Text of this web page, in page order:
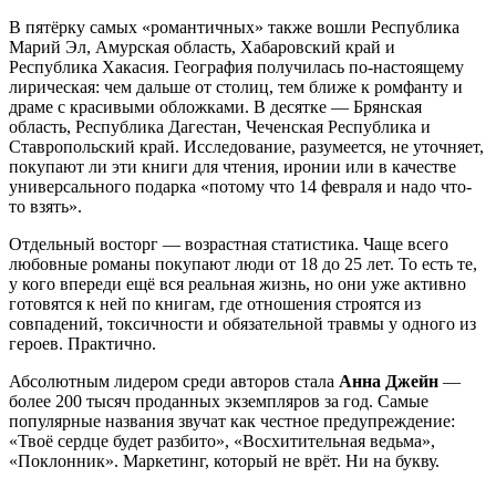
В пятёрку самых «романтичных» также вошли Республика
Марий Эл, Амурская область, Хабаровский край и
Республика Хакасия. География получилась по-настоящему
лирическая: чем дальше от столиц, тем ближе к ромфанту и
драме с красивыми обложками. В десятке — Брянская
область, Республика Дагестан, Чеченская Республика и
Ставропольский край. Исследование, разумеется, не уточняет,
покупают ли эти книги для чтения, иронии или в качестве
универсального подарка «потому что 14 февраля и надо что-
то взять».
Отдельный восторг — возрастная статистика. Чаще всего
любовные романы покупают люди от 18 до 25 лет. То есть те,
у кого впереди ещё вся реальная жизнь, но они уже активно
готовятся к ней по книгам, где отношения строятся из
совпадений, токсичности и обязательной травмы у одного из
героев. Практично.
Абсолютным лидером среди авторов стала Анна Джейн —
более 200 тысяч проданных экземпляров за год. Самые
популярные названия звучат как честное предупреждение:
«Твоё сердце будет разбито», «Восхитительная ведьма»,
«Поклонник». Маркетинг, который не врёт. Ни на букву.